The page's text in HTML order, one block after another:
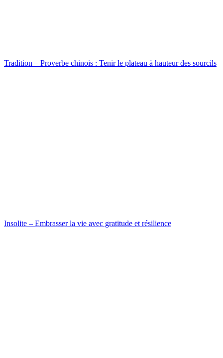
Tradition – Proverbe chinois : Tenir le plateau à hauteur des sourcils
Insolite – Embrasser la vie avec gratitude et résilience